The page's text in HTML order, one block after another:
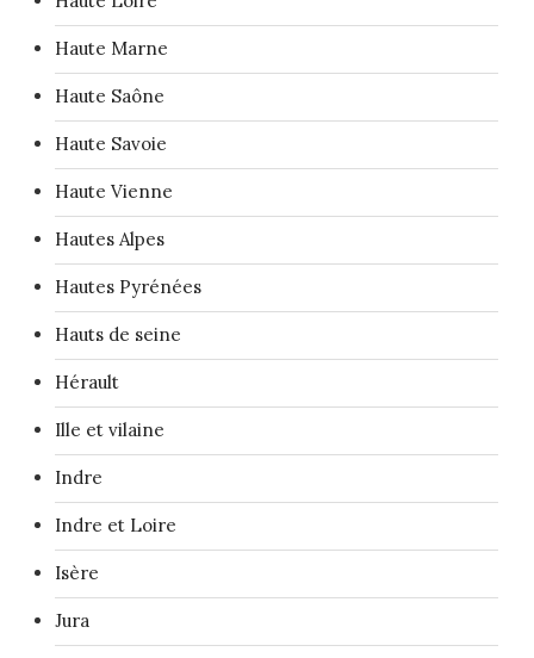
Haute Marne
Haute Saône
Haute Savoie
Haute Vienne
Hautes Alpes
Hautes Pyrénées
Hauts de seine
Hérault
Ille et vilaine
Indre
Indre et Loire
Isère
Jura